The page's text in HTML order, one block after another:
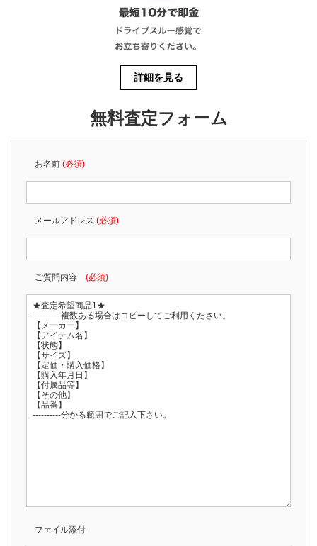
詳細を見る
無料査定フォーム
お名前 (必須)
メールアドレス (必須)
ご質問内容 (必須)
ファイル添付